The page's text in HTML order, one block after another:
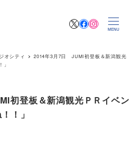
XFacebook
MENU
オシティ
2014年3月7日 JUMI初登板＆新潟観光
初登板＆新潟観光ＰＲイベン
！」